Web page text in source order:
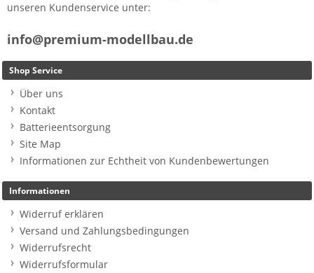
unseren Kundenservice unter:
info@premium-modellbau.de
Shop Service
Über uns
Kontakt
Batterieentsorgung
Site Map
Informationen zur Echtheit von Kundenbewertungen
Informationen
Widerruf erklären
Versand und Zahlungsbedingungen
Widerrufsrecht
Widerrufsformular